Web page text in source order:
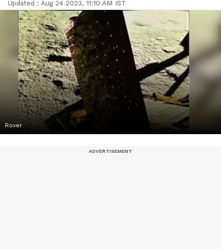
Updated : Aug 24 2023, 11:10 AM IST
Rover